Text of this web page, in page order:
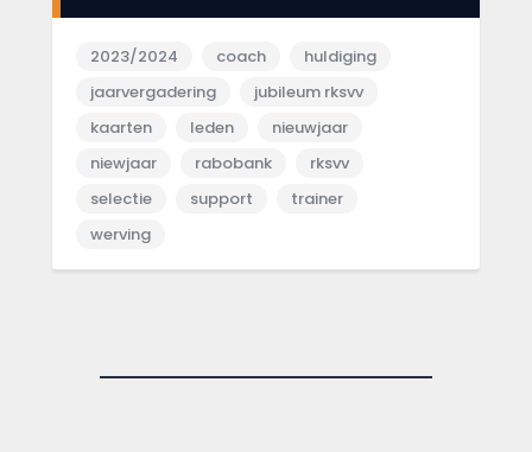
2023/2024 coach
huldiging
jaarvergadering
jubileum rksvv
kaarten
leden
nieuwjaar
niewjaar
rabobank
rksvv
selectie
support
trainer
werving